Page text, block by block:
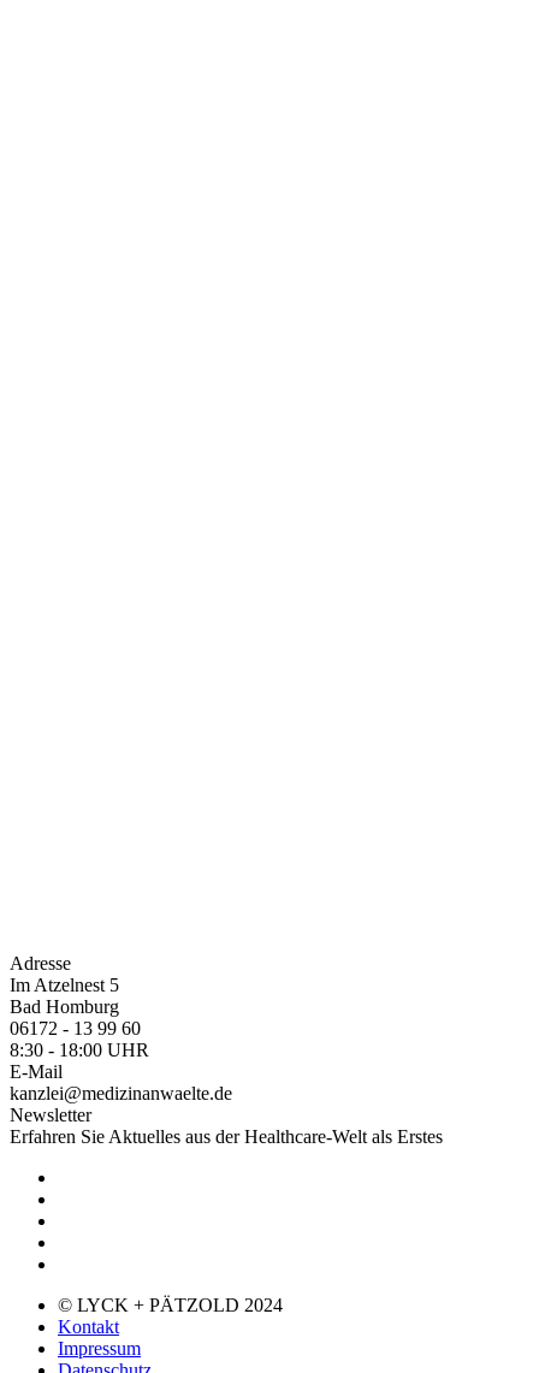
Adresse
Im Atzelnest 5
Bad Homburg
06172 - 13 99 60
8:30 - 18:00 UHR
E-Mail
kanzlei@medizinanwaelte.de
Newsletter
Erfahren Sie Aktuelles aus der Healthcare-Welt als Erstes
© LYCK + PÄTZOLD 2024
Kontakt
Impressum